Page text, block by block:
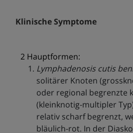
Klinische Symptome
2 Hauptformen:
Lymphadenosis cutis
solitärer Knoten
oder regional begrenzte
(kleinknotig-multipler
relativ scharf begrenzt,
bläulich-rot. In der